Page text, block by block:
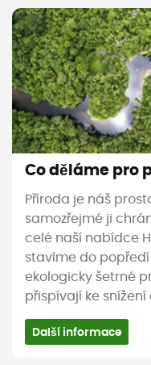
Co děláme pro
Příroda je náš
samozřejmé ji
celé naší nabídce
stavíme do
ekologicky šetrné
přispívají ke snížení
Další informace